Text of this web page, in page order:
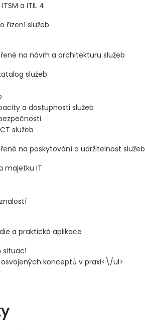
a ITIL 4
řízení služeb
na návrh a architekturu služeb
služeb
a dostupnosti služeb
služeb
na poskytování a udržitelnost služeb
majetku IT
a praktická aplikace
situací
konceptů v praxi<\/ul>